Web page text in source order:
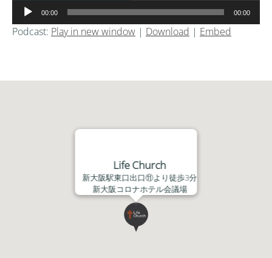
声
プ
ヤ
00:00 00:00
Podcast: Play in new window | Download | Embed
Life Church
新大阪駅東口出口⑪より徒歩3分
新大阪コロナホテル会議場